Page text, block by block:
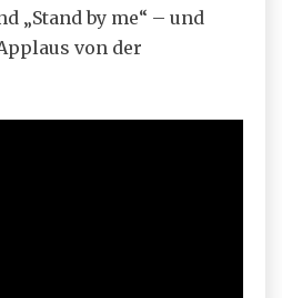
„Stand by me“ – und
von der